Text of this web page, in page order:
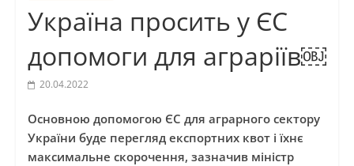
Україна просить у ЄС
допомоги для аграріїв￼
20.04.2022
Основною допомогою ЄС для аграрного сектору
України буде перегляд експортних квот і їхнє
максимальне скорочення, зазначив міністр